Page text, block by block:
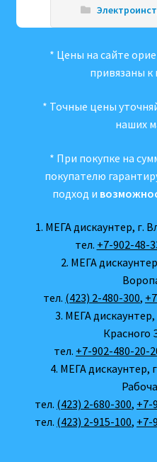
* Цены на сайте
привязаны к
* Точные цены
наших
* При покупке на
покупателю
подход и
1. МЕГА дискаунтер, г.
тел. +7-902-48-
2. МЕГА
тел. (423) 2-480-300,
3. МЕГА
Красного
тел. +7-902-480-20-
4. МЕГА дискаунтер,
тел. (423) 2-680-300, +7-
тел. (423) 2-915-100, +7-